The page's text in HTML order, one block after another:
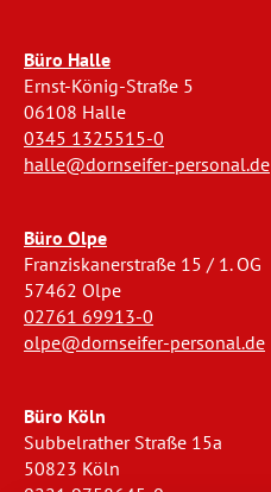
Büro Halle
Ernst-König-Straße 5
06108 Halle
0345 1325515-0
halle@dornseifer-personal.de
Büro Olpe
Franziskanerstraße 15 / 1. OG
57462 Olpe
02761 69913-0
olpe@dornseifer-personal.de
Büro Köln
Subbelrather Straße 15a
50823 Köln